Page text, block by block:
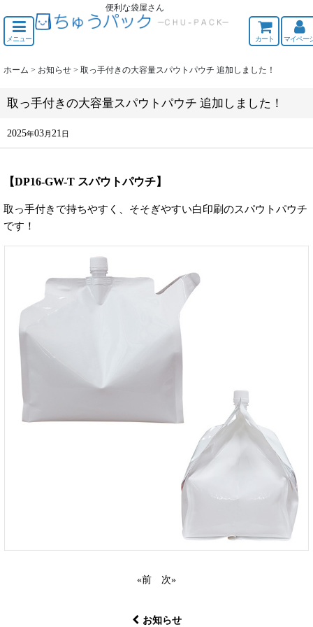
便利な袋屋さん
メニュー カート マイペー
ホーム > お知らせ > 取っ手付きの大容量スパウトパウチ 追加しました！
取っ手付きの大容量スパウトパウチ 追加しました！
2025年03月 21 日
【DP16-GW-T スパウトパウチ】
取っ手付きで持ちやすく、そそぎやすい白印刷のスパウトパウチ
です！
«前 次»
お知らせ